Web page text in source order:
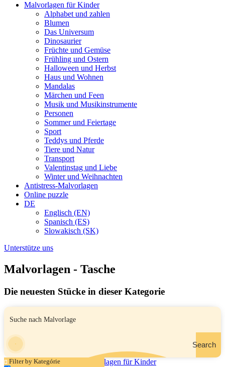
Malvorlagen für Kinder
Alphabet und zahlen
Blumen
Das Universum
Dinosaurier
Früchte und Gemüse
Frühling und Ostern
Halloween und Herbst
Haus und Wohnen
Mandalas
Märchen und Feen
Musik und Musikinstrumente
Personen
Sommer und Feiertage
Sport
Teddys und Pferde
Tiere und Natur
Transport
Valentinstag und Liebe
Winter und Weihnachten
Antistress-Malvorlagen
Online puzzle
DE
Englisch (EN)
Spanisch (ES)
Slowakisch (SK)
Unterstütze uns
Malvorlagen - Tasche
Die neuesten Stücke in dieser Kategorie
Search
Filter by Kategórie